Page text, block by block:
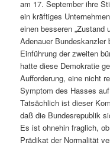
am 17. September ihre
ein kräftiges
einen besseren „Zustand
Adenauer
Einführung der zweiten
hatte diese Demokratie
Aufforderung, eine nicht
Symptom des Hasses auf
Tatsächlich ist dieser
daß die Bundesrepublik
Es ist ohnehin fraglich,
Prädikat der Normalität